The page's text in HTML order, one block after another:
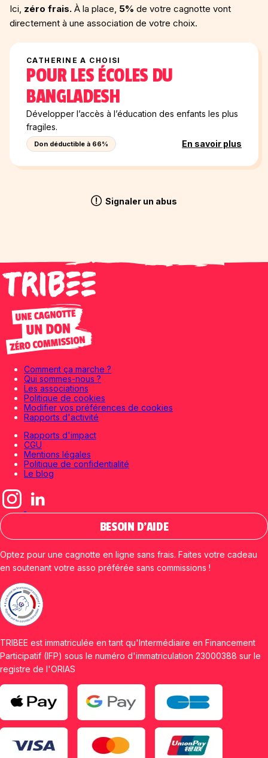
Afriques en Périgord, qui reprend le flambeau de Shamwari.
Merci d’aider à perpétuer l’oeuvre de Shayne en diffusant ce
hodi.asso24@gmail.com
Ici, zéro frais. À la place, 5% de votre cagnotte vont
directement à une association de votre choix.
CATHERINE A CHOISI
POUR LES ÉCOLES DU
BANGLADESH
Développer l’accès à l’éducation des enfants les plus
fragiles.
Don déductible à 66% En savoir plus
Signaler un abus
Comment ça marche ?
Qui sommes-nous ?
Les associations
Politique de cookies
Modifier vos préférences de cookies
Rapports d'activité
Rapports d'impact
CGU
Mentions légales
Politique de confidentialité
Le blog
BESOIN D'AIDE
Optez pour une cagnotte en ligne sans frais. Faites votre cadeau
en soutenant votre asso préférée sans commissions !
TRIBEE est immatriculée en tant qu'Intermédiaire en Financement
Participatif (IFP) sous le numéro d'immatriculation 23000388 sur le
registre de l'ORIAS